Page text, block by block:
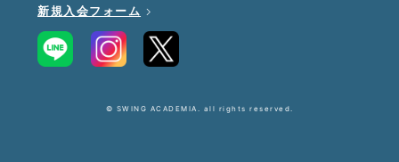
新規入会フォーム
© SWING ACADEMIA. all rights reserved.